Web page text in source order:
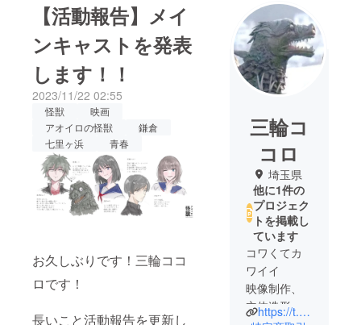
【活動報告】メイ
ンキャストを発表
します！！
2023/11/22 02:55
怪獣
映画
アオイロの怪獣
鎌倉
七里ヶ浜
青春
お久しぶりです！三輪ココ
ロです！
長いこと活動報告を更新し
三輪コ
コロ
埼玉県
他に1件の
プロジェク
トを掲載し
ています
コワくてカ
ワイイ
映像制作、
立体造形を https://t.co/SyZR7Jnv4b